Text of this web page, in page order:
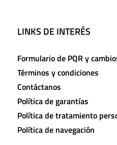
LINKS DE INTERÉS
Formulario de PQR y
Términos y condiciones
Contáctanos
Política de garantías
Política de tratamiento
Política de navegación